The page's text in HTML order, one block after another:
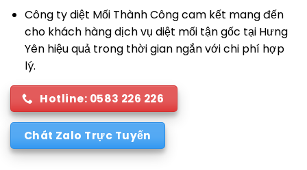
Công ty diệt Mối Thành Công cam kết mang đến
cho khách hàng dịch vụ diệt mối tận gốc tại Hưng
Yên hiệu quả trong thời gian ngắn với chi phí hợp
lý.
Hotline: 0583 226 226
Chát Zalo Trực Tuyến